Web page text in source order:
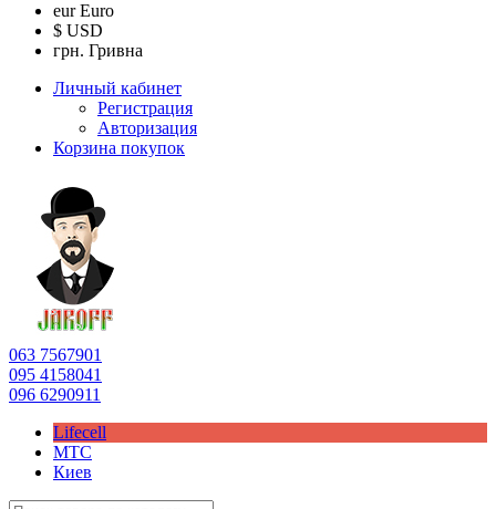
eur Euro
$ USD
грн. Гривна
Личный кабинет
Регистрация
Авторизация
Корзина покупок
063 7567901
095 4158041
096 6290911
Lifecell
МТС
Киев